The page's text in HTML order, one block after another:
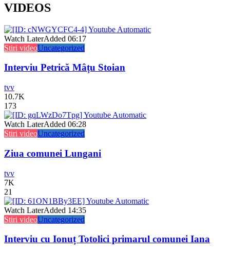
VIDEOS
Watch LaterAdded 06:17
Stiri videoUncategorized
Interviu Petrică Mâțu Stoian
tvv
10.7K
173
Watch LaterAdded 06:28
Stiri videoUncategorized
Ziua comunei Lungani
tvv
7K
21
Watch LaterAdded 14:35
Stiri videoUncategorized
Interviu cu Ionuț Totolici primarul comunei Iana